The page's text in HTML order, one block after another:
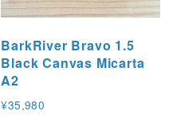
BarkRiver Bravo 1.5
Black Canvas Micarta
A2
¥35,980